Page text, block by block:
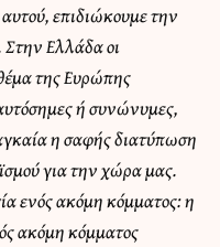
επιδιώκουμε την
Στην Ελλάδα οι
της Ευρώπης
ή συνώνυμες,
η σαφής διατύπωση
για την χώρα μας.
ενός ακόμη κόμματος: η
ακόμη κόμματος